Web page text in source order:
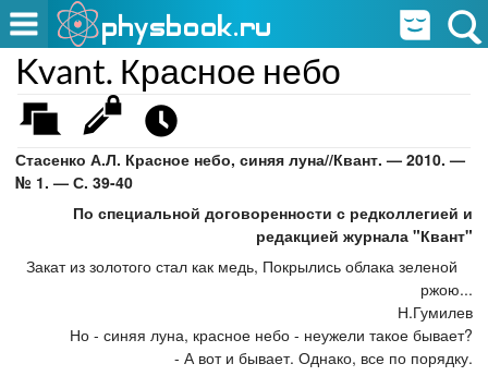
Kvant. Красное небо
Стасенко А.Л. Красное небо, синяя луна//Квант. — 2010. —
№ 1. — С. 39-40
По специальной договоренности с редколлегией и
редакцией журнала "Квант"
Закат из золотого стал как медь, Покрылись облака зеленой
ржою...
Н.Гумилев
Но - синяя луна, красное небо - неужели такое бывает?
- А вот и бывает. Однако, все по порядку.